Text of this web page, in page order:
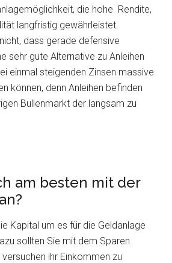
die hohe Rendite,
langfristig gewährleistet.
dass gerade defensive
sehr gute Alternative zu Anleihen
einmal steigenden Zinsen massive
können, denn Anleihen befinden
Bullenmarkt der langsam zu
am besten mit der
Kapital um es für die Geldanlage
sollten Sie mit dem Sparen
ihr Einkommen zu